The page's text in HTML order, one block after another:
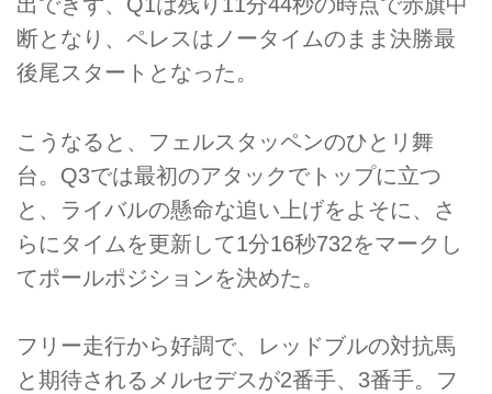
断となり、ペレスはノータイムのまま決勝最
後尾スタートとなった。
こうなると、フェルスタッペンのひとリ舞
台。Q3では最初のアタックでトップに立つ
と、ライバルの懸命な追い上げをよそに、さ
らにタイムを更新して1分16秒732をマークし
てポールポジションを決めた。
フリー走行から好調で、レッドブルの対抗馬
と期待されるメルセデスが2番手、3番手。フ